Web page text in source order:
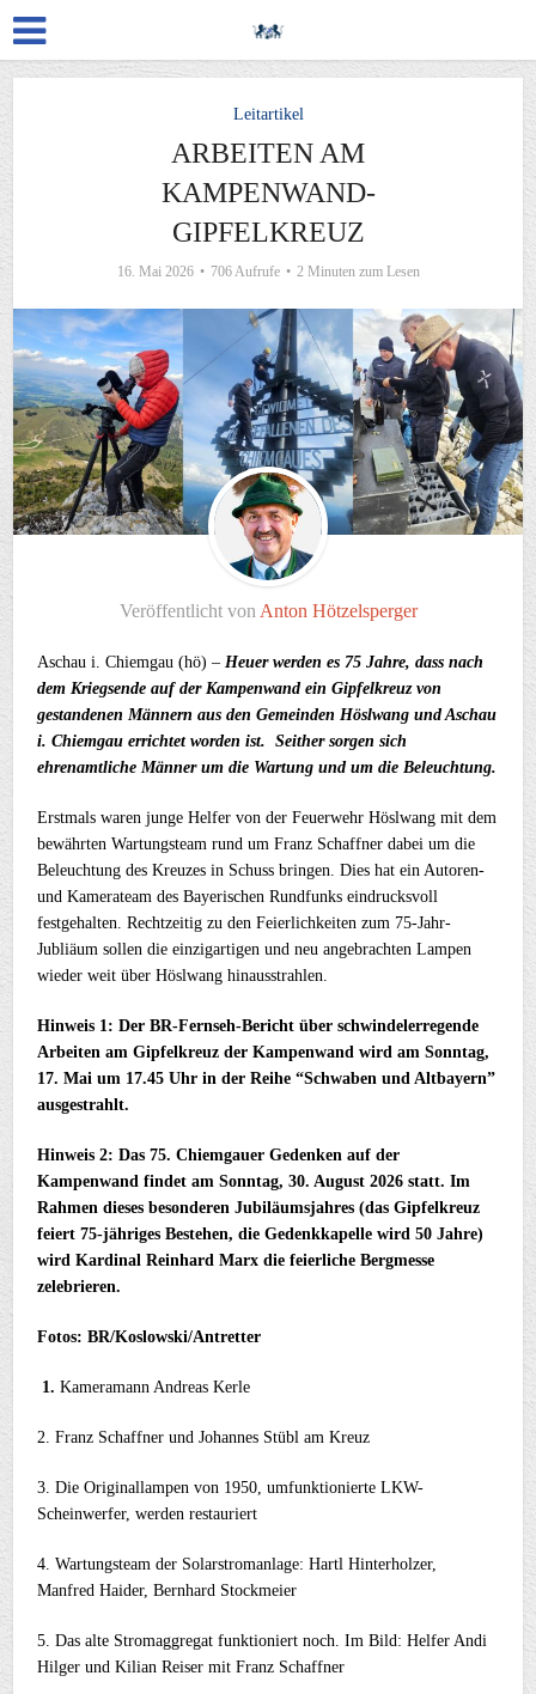
Leitartikel
ARBEITEN AM
KAMPENWAND-
GIPFELKREUZ
16. Mai 2026 706 Aufrufe 2 Minuten zum Lesen
Veröffentlicht von Anton Hötzelsperger
Aschau i. Chiemgau (hö) – Heuer werden es 75 Jahre, dass nach
dem Kriegsende auf der Kampenwand ein Gipfelkreuz von
gestandenen Männern aus den Gemeinden Höslwang und Aschau
i. Chiemgau errichtet worden ist. Seither sorgen sich
ehrenamtliche Männer um die Wartung und um die Beleuchtung.
Erstmals waren junge Helfer von der Feuerwehr Höslwang mit dem
bewährten Wartungsteam rund um Franz Schaffner dabei um die
Beleuchtung des Kreuzes in Schuss bringen. Dies hat ein Autoren-
und Kamerateam des Bayerischen Rundfunks eindrucksvoll
festgehalten. Rechtzeitig zu den Feierlichkeiten zum 75-Jahr-
Jubliäum sollen die einzigartigen und neu angebrachten Lampen
wieder weit über Höslwang hinausstrahlen.
Hinweis 1: Der BR-Fernseh-Bericht über schwindelerregende
Arbeiten am Gipfelkreuz der Kampenwand wird am Sonntag,
17. Mai um 17.45 Uhr in der Reihe “Schwaben und Altbayern”
ausgestrahlt.
Hinweis 2: Das 75. Chiemgauer Gedenken auf der
Kampenwand findet am Sonntag, 30. August 2026 statt. Im
Rahmen dieses besonderen Jubiläumsjahres (das Gipfelkreuz
feiert 75-jähriges Bestehen, die Gedenkkapelle wird 50 Jahre)
wird Kardinal Reinhard Marx die feierliche Bergmesse
zelebrieren.
Fotos: BR/Koslowski/Antretter
1.Kameramann Andreas Kerle
2. Franz Schaffner und Johannes Stübl am Kreuz
3. Die Originallampen von 1950, umfunktionierte LKW-
Scheinwerfer, werden restauriert
4. Wartungsteam der Solarstromanlage: Hartl Hinterholzer,
Manfred Haider, Bernhard Stockmeier
5. Das alte Stromaggregat funktioniert noch. Im Bild: Helfer Andi
Hilger und Kilian Reiser mit Franz Schaffner